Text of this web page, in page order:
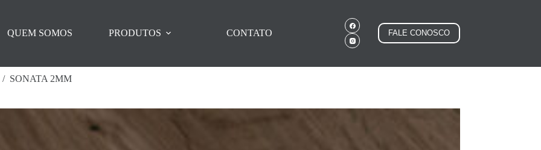
QUEM SOMOS PRODUTOS CONTATO FALE CONOSCO
/ SONATA 2MM